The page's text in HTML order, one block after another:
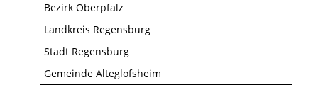
Bezirk Oberpfalz
Landkreis Regensburg
Stadt Regensburg
Gemeinde Alteglofsheim